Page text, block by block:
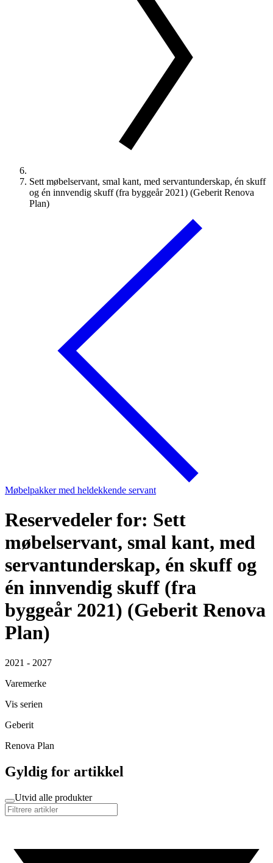
Sett møbelservant, smal kant, med servantunderskap, én skuff
og én innvendig skuff (fra byggeår 2021) (Geberit Renova
Plan)
Møbelpakker med heldekkende servant
Reservedeler for: Sett
møbelservant, smal kant, med
servantunderskap, én skuff og
én innvendig skuff (fra
byggeår 2021) (Geberit Renova
Plan)
2021 - 2027
Varemerke
Vis serien
Geberit
Renova Plan
Gyldig for artikkel
Utvid alle produkter